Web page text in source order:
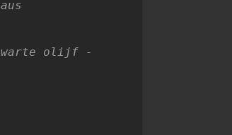
olijf -